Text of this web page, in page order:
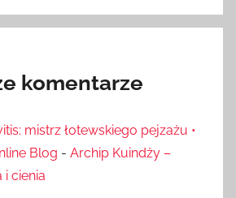
komentarze
mistrz łotewskiego pejzażu •
Blog - Archip Kuindży –
i cienia